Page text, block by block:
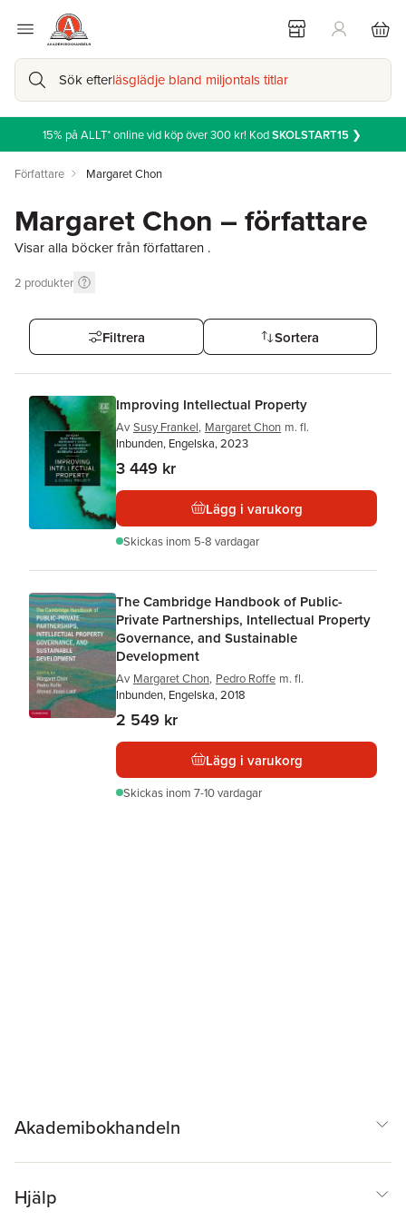
Sök efterläsglädje bland miljontals titlar
15% på ALLT* online vid köp över 300 kr! KodSKOLSTART15❯
Författare Margaret Chon
Margaret Chon – författare
Visar alla böcker från författaren .
2 produkter
Filtrera Sortera
Improving Intellectual Property
Av Susy Frankel, Margaret Chon m. fl.
Inbunden, Engelska, 2023
3 449 kr
Lägg i varukorg
Skickas inom 5-8 vardagar
The Cambridge Handbook of Public-
Private Partnerships, Intellectual Property
Governance, and Sustainable
Development
Av Margaret Chon, Pedro Roffe m. fl.
Inbunden, Engelska, 2018
2 549 kr
Lägg i varukorg
Skickas inom 7-10 vardagar
Akademibokhandeln
Hjälp